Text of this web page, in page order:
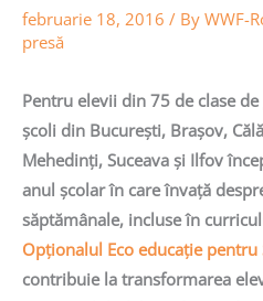
februarie 18, 2016 / By WWF-
presă
Pentru elevii din 75 de clase
școli din București, Brașov,
Mehedinți, Suceava și Ilfov
anul școlar în care învață
săptămânale, incluse în
Opționalul Eco educație pentru
contribuie la transformarea